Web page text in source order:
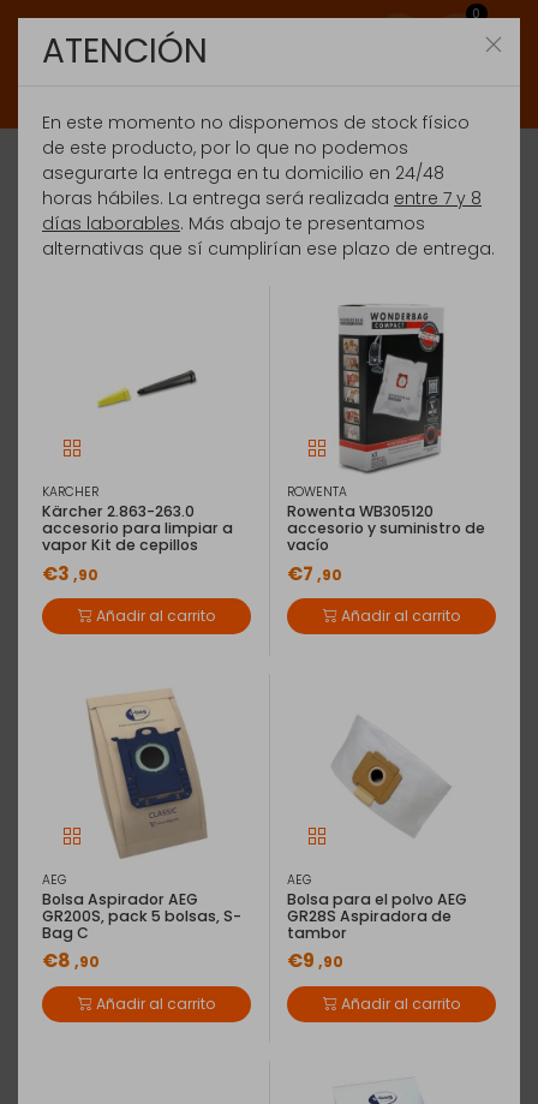
0
ATENCIÓN
En este momento no disponemos de stock físico
de este producto, por lo que no podemos
asegurarte la entrega en tu domicilio en 24/48
horas hábiles. La entrega será realizada entre 7 y 8
días laborables. Más abajo te presentamos
alternativas que sí cumplirían ese plazo de entrega.
KARCHER
Kärcher 2.863-263.0
accesorio para limpiar a
vapor Kit de cepillos
€3 ,90
Añadir al carrito
ROWENTA
Rowenta WB305120
accesorio y suministro de
vacío
€7 ,90
Añadir al carrito
AEG
Bolsa Aspirador AEG
GR200S, pack 5 bolsas, S-
Bag C
€8 ,90
Añadir al carrito
AEG
Bolsa para el polvo AEG
GR28S Aspiradora de
tambor
€9 ,90
Añadir al carrito